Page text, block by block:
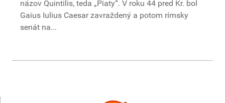
názov Quintilis, teda „Piaty“. V roku 44 pred Kr. bol
Gaius Iulius Caesar zavraždený a potom rímsky
senát na...